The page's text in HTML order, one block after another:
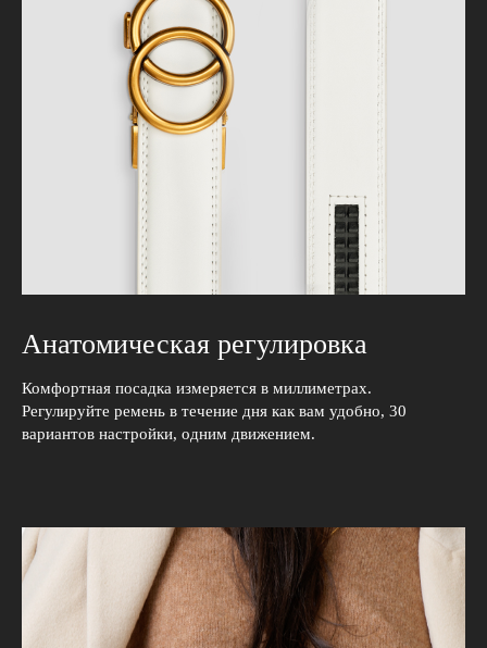
Анатомическая регулировка
Комфортная посадка измеряется в миллиметрах.
Регулируйте ремень в течение дня как вам удобно, 30
вариантов настройки, одним движением.